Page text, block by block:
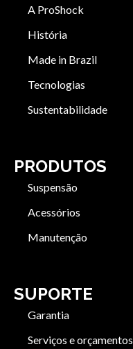
A ProShock
História
Made in Brazil
Tecnologias
Sustentabilidade
PRODUTOS
Suspensão
Acessórios
Manutenção
SUPORTE
Garantia
Serviços e orçamentos